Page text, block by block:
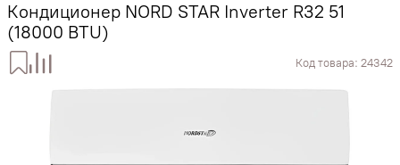
Кондиционер NORD STAR Inverter R32 51
(18000 BTU)
Код товара: 24342